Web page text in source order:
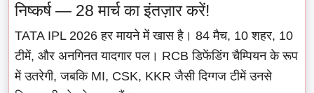
निष्कर्ष — 28 मार्च का इंतज़ार करें!
TATA IPL 2026 हर मायने में खास है। 84 मैच, 10 शहर, 10
टीमें, और अनगिनत यादगार पल। RCB डिफेंडिंग चैम्पियन के रूप
में उतरेगी, जबकि MI, CSK, KKR जैसी दिग्गज टीमें उनसे